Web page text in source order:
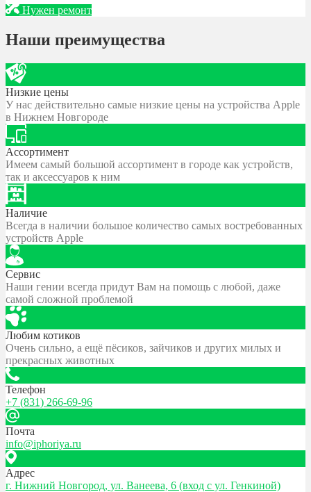
Нужен ремонт
Наши преимущества
Низкие цены
У нас действительно самые низкие цены на устройства Apple
в Нижнем Новгороде
Ассортимент
Имеем самый большой ассортимент в городе как устройств,
так и аксессуаров к ним
Наличие
Всегда в наличии большое количество самых востребованных
устройств Apple
Сервис
Наши гении всегда придут Вам на помощь с любой, даже
самой сложной проблемой
Любим котиков
Очень сильно, а ещё пёсиков, зайчиков и других милых и
прекрасных животных
Телефон
+7 (831) 266-69-96
Почта
info@iphoriya.ru
Адрес
г. Нижний Новгород, ул. Ванеева, 6 (вход с ул. Генкиной)